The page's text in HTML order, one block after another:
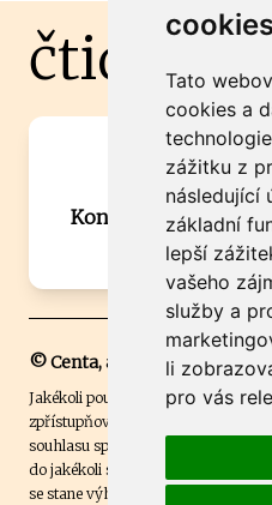
Tato
cookies a
zážitku z
následující
základní
lepší
vašeho
služby a
li
pro vás
Máte zajímavou
Kontaktujte
© Centa, a.s.
Jakékoli použití obsahu včetně
zpřístupňování textových či
souhlasu společnosti Centa,a.s. je
do jakékoli soutěže na našem webu
se stane výhercem této soutěže,